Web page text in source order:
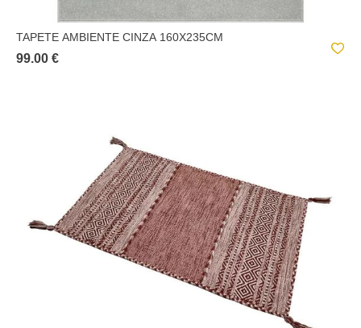
TAPETE AMBIENTE CINZA 160X235CM
99.00 €